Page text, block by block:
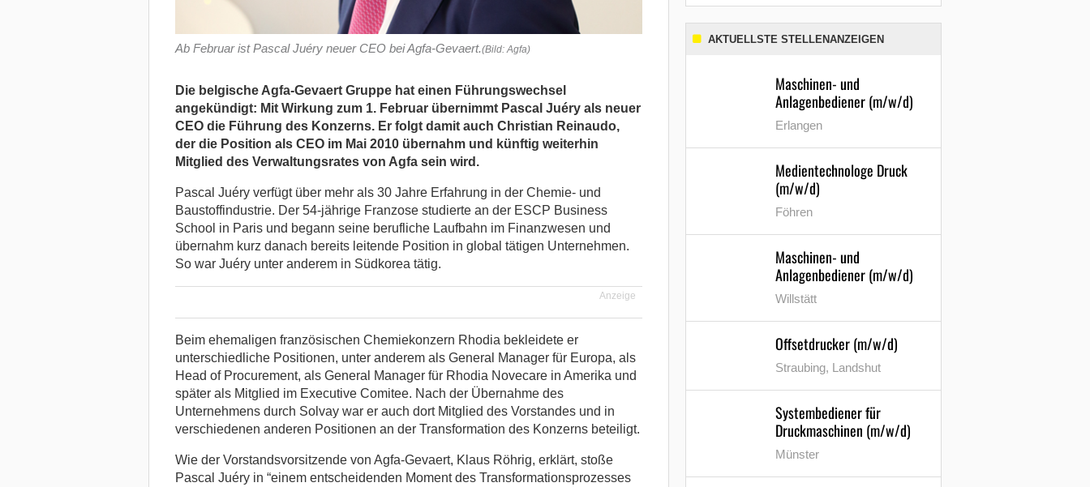
Ab Februar ist Pascal Juéry neuer CEO bei Agfa-Gevaert.(Bild: Agfa)
Die belgische Agfa-Gevaert Gruppe hat einen Führungswechsel
angekündigt: Mit Wirkung zum 1. Februar übernimmt Pascal Juéry als neuer
CEO die Führung des Konzerns. Er folgt damit auch Christian Reinaudo,
der die Position als CEO im Mai 2010 übernahm und künftig weiterhin
Mitglied des Verwaltungsrates von Agfa sein wird.
Pascal Juéry verfügt über mehr als 30 Jahre Erfahrung in der Chemie- und
Baustoffindustrie. Der 54-jährige Franzose studierte an der ESCP Business
School in Paris und begann seine berufliche Laufbahn im Finanzwesen und
übernahm kurz danach bereits leitende Position in global tätigen Unternehmen.
So war Juéry unter anderem in Südkorea tätig.
Anzeige
Beim ehemaligen französischen Chemiekonzern Rhodia bekleidete er
unterschiedliche Positionen, unter anderem als General Manager für Europa, als
Head of Procurement, als General Manager für Rhodia Novecare in Amerika und
später als Mitglied im Executive Comitee. Nach der Übernahme des
Unternehmens durch Solvay war er auch dort Mitglied des Vorstandes und in
verschiedenen anderen Positionen an der Transformation des Konzerns beteiligt.
Wie der Vorstandsvorsitzende von Agfa-Gevaert, Klaus Röhrig, erklärt, stoße
Pascal Juéry in “einem entscheidenden Moment des Transformationsprozesses
AKTUELLSTE STELLENANZEIGEN
Maschinen- und
Anlagenbediener (m/w/d)
Erlangen
Medientechnologe Druck
(m/w/d)
Föhren
Maschinen- und
Anlagenbediener (m/w/d)
Willstätt
Offsetdrucker (m/w/d)
Straubing, Landshut
Systembediener für
Druckmaschinen (m/w/d)
Münster